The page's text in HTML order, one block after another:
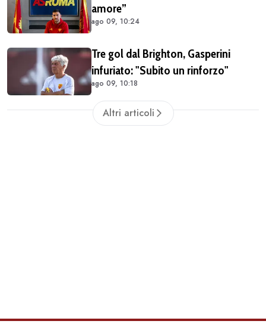
amore”
ago 09, 10:24
Tre gol dal Brighton, Gasperini
infuriato: "Subito un rinforzo"
ago 09, 10:18
Altri articoli